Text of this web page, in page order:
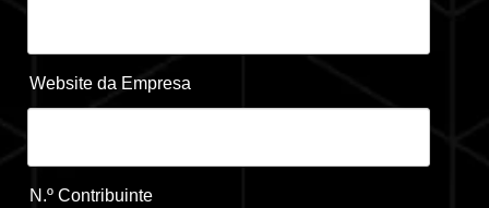
Website da Empresa
N.º Contribuinte